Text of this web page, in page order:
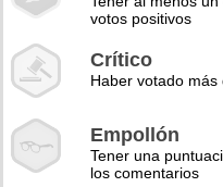
votos positivos
Crítico
Haber votado
Empollón
Tener una
los comentarios